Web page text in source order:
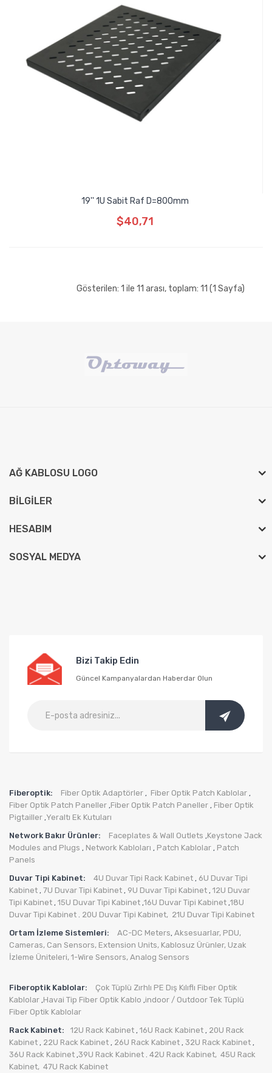
19'' 1U Sabit Raf D=800mm
$40,71
Gösterilen: 1 ile 11 arası, toplam: 11 (1 Sayfa)
AĞ KABLOSU LOGO
BILGILER
HESABIM
SOSYAL MEDYA
Bizi Takip Edin
Güncel Kampanyalardan Haberdar Olun
Fiberoptik: Fiber Optik Adaptörler , Fiber Optik Patch Kablolar ,
Fiber Optik Patch Paneller ,Fiber Optik Patch Paneller , Fiber Optik
Pigtailler ,Yeraltı Ek Kutuları
Network Bakır Ürünler:
Faceplates & Wall Outlets ,Keystone Jack
Modules and Plugs , Network Kabloları , Patch Kablolar , Patch
Panels
Duvar Tipi Kabinet:
4U Duvar Tipi Rack Kabinet , 6U Duvar Tipi
Kabinet , 7U Duvar Tipi Kabinet , 9U Duvar Tipi Kabinet , 12U Duvar
Tipi Kabinet , 15U Duvar Tipi Kabinet ,16U Duvar Tipi Kabinet ,18U
Duvar Tipi Kabinet . 20U Duvar Tipi Kabinet, 21U Duvar Tipi Kabinet
Ortam İzleme Sistemleri:
AC-DC Meters, Aksesuarlar, PDU,
Cameras, Can Sensors, Extension Units, Kablosuz Ürünler, Uzak
İzleme Üniteleri, 1-Wire Sensors, Analog Sensors
Fiberoptik Kablolar:
Çok Tüplü Zırhlı PE Dış Kılıflı Fiber Optik
Kablolar ,Havai Tip Fiber Optik Kablo ,indoor / Outdoor Tek Tüplü
Fiber Optik Kablolar
Rack Kabinet:
12U Rack Kabinet , 16U Rack Kabinet , 20U Rack
Kabinet , 22U Rack Kabinet , 26U Rack Kabinet , 32U Rack Kabinet ,
36U Rack Kabinet ,39U Rack Kabinet . 42U Rack Kabinet, 45U Rack
Kabinet, 47U Rack Kabinet